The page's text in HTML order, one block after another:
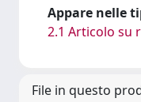
Appare nelle
2.1 Articolo su
File in questo